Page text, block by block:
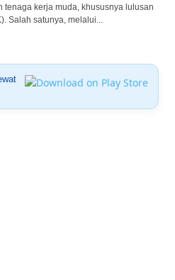
kerja muda, khususnya lulusan
Salah satunya, melalui...